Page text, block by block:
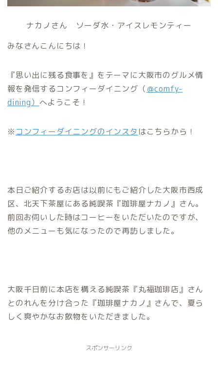
ナカノさん ソーダ水・アイスレモンティー
みなさんこんにちは！
『思い出に残る食事を』をテーマに大阪市のグルメ情
報を発信するコンフィーダイニング（ ＠comfy-
dining） へようこそ！
※ コンフィーダイニングのインスタ はこちらから！
本日ご紹介するお店は以前にもご紹介した大阪市西成
区、北天下茶屋にある純喫茶『珈琲屋ナカノ』さん。
前回お伺いした時はコーヒーをいただいたのですが、
他のメニューも気になったので再訪しました。
大阪千日前に本店を構える純喫茶『丸福珈琲店』さん
とのれんを分け合った『珈琲屋ナカノ』さんで、夏ら
しく爽やかなお飲物をいただきました。
スポンサーリンク